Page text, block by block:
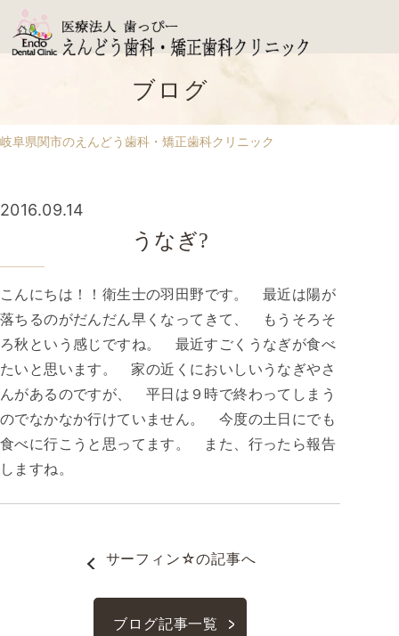
ブログ
岐阜県関市のえんどう歯科・矯正歯科クリニック
うなぎ?
2016.09.14
こんにちは！！衛生士の羽田野です。 最近は陽が
落ちるのがだんだん早くなってきて、 もうそろそ
ろ秋という感じですね。 最近すごくうなぎが食べ
たいと思います。 家の近くにおいしいうなぎやさ
んがあるのですが、 平日は９時で終わってしまう
のでなかなか行けていません。 今度の土日にでも
食べに行こうと思ってます。 また、行ったら報告
しますね。
サーフィン☆の記事へ
ブログ記事一覧